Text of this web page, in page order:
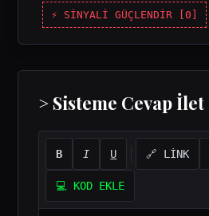
⚡ SİNYALİ GÜÇLENDİR [0
> Sisteme Cevap İlet
B I U 🔗 LİNK
💻 KOD EKLE